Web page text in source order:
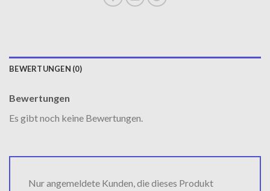
BEWERTUNGEN (0)
Bewertungen
Es gibt noch keine Bewertungen.
Nur angemeldete Kunden, die dieses Produkt